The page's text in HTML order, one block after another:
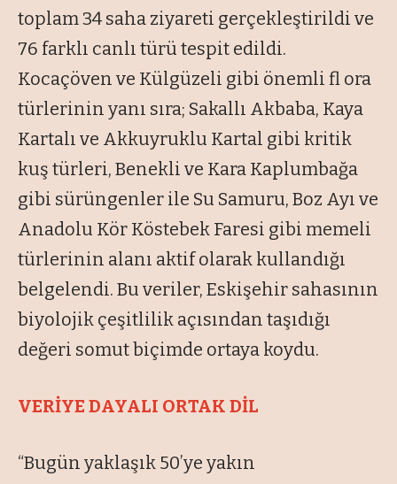
toplam 34 saha ziyareti gerçekleştirildi ve
76 farklı canlı türü tespit edildi.
Kocaçöven ve Külgüzeli gibi önemli fl ora
türlerinin yanı sıra; Sakallı Akbaba, Kaya
Kartalı ve Akkuyruklu Kartal gibi kritik
kuş türleri, Benekli ve Kara Kaplumbağa
gibi sürüngenler ile Su Samuru, Boz Ayı ve
Anadolu Kör Köstebek Faresi gibi memeli
türlerinin alanı aktif olarak kullandığı
belgelendi. Bu veriler, Eskişehir sahasının
biyolojik çeşitlilik açısından taşıdığı
değeri somut biçimde ortaya koydu.
VERİYE DAYALI ORTAK DİL
“Bugün yaklaşık 50’ye yakın